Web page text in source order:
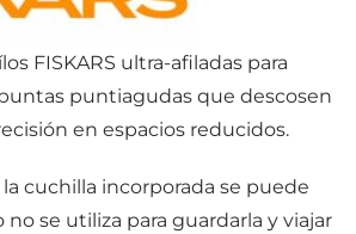
FISKARS ultra-afiladas para
puntiagudas que descosen
en espacios reducidos.
cuchilla incorporada se puede
se utiliza para guardarla y viajar